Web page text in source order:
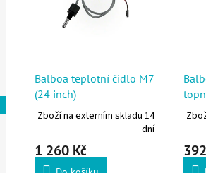
Balboa teplotní čidlo M7
(24 inch)
Zboží na externím skladu 14
dní
1 260 Kč